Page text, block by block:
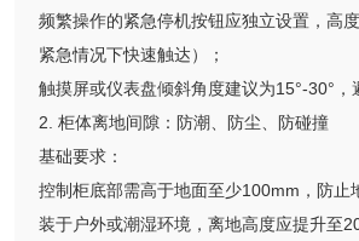
频繁操作的紧急停机按钮应独立设置，高
紧急情况下快速触达）；
触摸屏或仪表盘倾斜角度建议为15°-30°，
2. 柜体离地间隙：防潮、防尘、防碰撞
基础要求：
控制柜底部需高于地面至少100mm，防止
装于户外或潮湿环境，离地高度应提升至